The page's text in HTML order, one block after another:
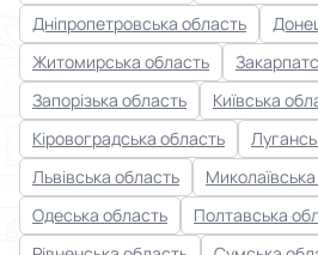
Дніпропетровська область
Житомирська область
Запорізька область
Київська
Кіровоградська область
Львівська область
Одеська область
Полтавська